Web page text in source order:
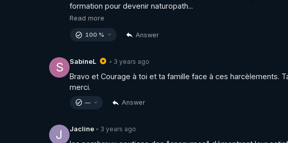
formation pour devenir naturopath...
Read more
100 % Answer
S SabineL • 3 years ago
Bravo et Courage à toi et ta famille face à ces harcèlements.
merci.
— Answer
J Jacline • 3 years ago